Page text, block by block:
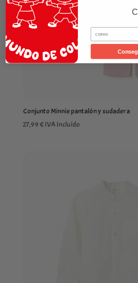
Conjunto Minnie pantalón y sudadera
27,99€IVA Incluído
Email